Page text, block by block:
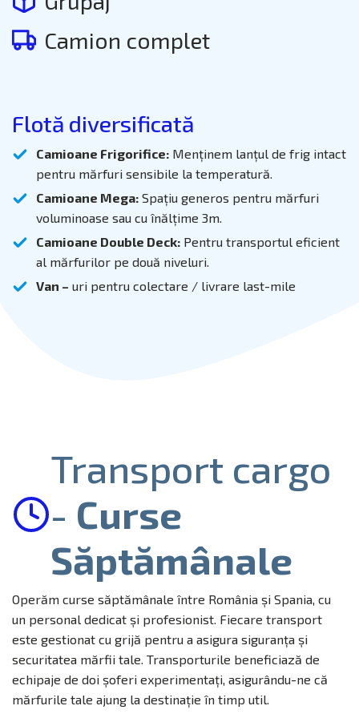
Camion complet
Flotă diversificată
Camioane Frigorifice: Menținem lanțul de frig intact
pentru mărfuri sensibile la temperatură.
Camioane Mega: Spațiu generos pentru mărfuri
voluminoase sau cu înălțime 3m.
Camioane Double Deck: Pentru transportul eficient
al mărfurilor pe două niveluri.
Van – uri pentru colectare / livrare last-mile
Transport cargo
- Curse
Săptămânale
Operăm curse săptămânale între România și Spania, cu
un personal dedicat și profesionist. Fiecare transport
este gestionat cu grijă pentru a asigura siguranța și
securitatea mărfii tale. Transporturile beneficiază de
echipaje de doi șoferi experimentați, asigurându-ne că
mărfurile tale ajung la destinație în timp util.